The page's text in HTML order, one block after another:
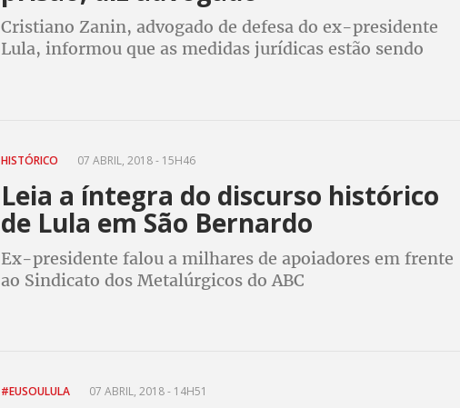
Cristiano Zanin, advogado de defesa do ex-presidente
Lula, informou que as medidas jurídicas estão sendo
HISTÓRICO 07 ABRIL, 2018 - 15H46
Leia a íntegra do discurso histórico
de Lula em São Bernardo
Ex-presidente falou a milhares de apoiadores em frente
ao Sindicato dos Metalúrgicos do ABC
#EUSOULULA 07 ABRIL, 2018 - 14H51